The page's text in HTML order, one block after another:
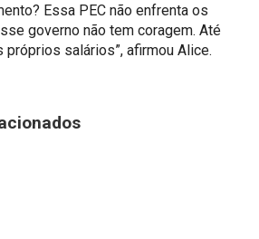
Essa PEC não enfrenta os
governo não tem coragem. Até
próprios salários”, afirmou Alice.